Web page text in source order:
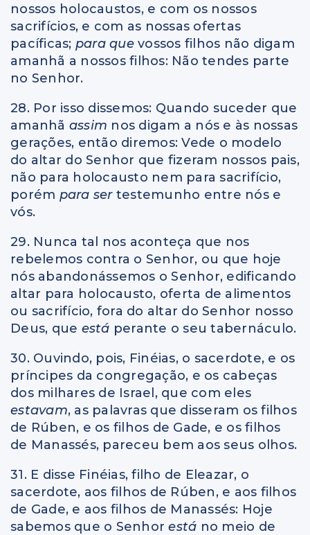
nossos holocaustos, e com os nossos
sacrifícios, e com as nossas ofertas
pacíficas; para que vossos filhos não digam
amanhã a nossos filhos: Não tendes parte
no Senhor.
28. Por isso dissemos: Quando suceder que
amanhã assim nos digam a nós e às nossas
gerações, então diremos: Vede o modelo
do altar do Senhor que fizeram nossos pais,
não para holocausto nem para sacrifício,
porém para ser testemunho entre nós e
vós.
29. Nunca tal nos aconteça que nos
rebelemos contra o Senhor, ou que hoje
nós abandonássemos o Senhor, edificando
altar para holocausto, oferta de alimentos
ou sacrifício, fora do altar do Senhor nosso
Deus, que está perante o seu tabernáculo.
30. Ouvindo, pois, Finéias, o sacerdote, e os
príncipes da congregação, e os cabeças
dos milhares de Israel, que com eles
estavam, as palavras que disseram os filhos
de Rúben, e os filhos de Gade, e os filhos
de Manassés, pareceu bem aos seus olhos.
31. E disse Finéias, filho de Eleazar, o
sacerdote, aos filhos de Rúben, e aos filhos
de Gade, e aos filhos de Manassés: Hoje
sabemos que o Senhorestá no meio de